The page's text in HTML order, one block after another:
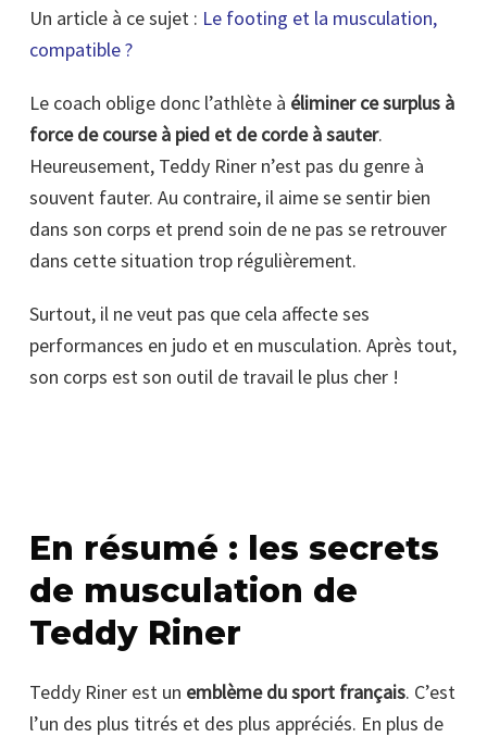
Un article à ce sujet : Le footing et la musculation,
compatible ?
Le coach oblige donc l’athlète à éliminer ce surplus à
force de course à pied et de corde à sauter.
Heureusement, Teddy Riner n’est pas du genre à
souvent fauter. Au contraire, il aime se sentir bien
dans son corps et prend soin de ne pas se retrouver
dans cette situation trop régulièrement.
Surtout, il ne veut pas que cela affecte ses
performances en judo et en musculation. Après tout,
son corps est son outil de travail le plus cher !
En résumé : les secrets
de musculation de
Teddy Riner
Teddy Riner est un emblème du sport français. C’est
l’un des plus titrés et des plus appréciés. En plus de